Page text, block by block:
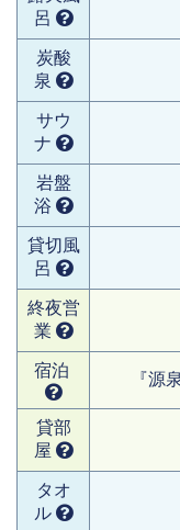
呂
炭酸
泉
サウ
ナ
岩盤
浴
貸切風
呂
終夜営
業
宿泊 『源
貸部
屋
タオ
ル